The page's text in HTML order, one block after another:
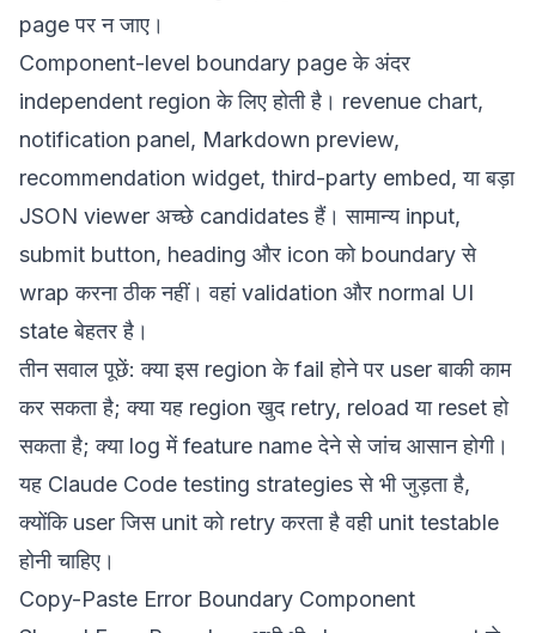
page पर न जाए।
Component-level boundary page के अंदर
independent region के लिए होती है। revenue chart,
notification panel, Markdown preview,
recommendation widget, third-party embed, या बड़ा
JSON viewer अच्छे candidates हैं। सामान्य input,
submit button, heading और icon को boundary से
wrap करना ठीक नहीं। वहां validation और normal UI
state बेहतर है।
तीन सवाल पूछें: क्या इस region के fail होने पर user बाकी काम
कर सकता है; क्या यह region खुद retry, reload या reset हो
सकता है; क्या log में feature name देने से जांच आसान होगी।
यह Claude Code testing strategiesसे भी जुड़ता है,
क्योंकि user जिस unit को retry करता है वही unit testable
होनी चाहिए।
Copy-Paste Error Boundary Component